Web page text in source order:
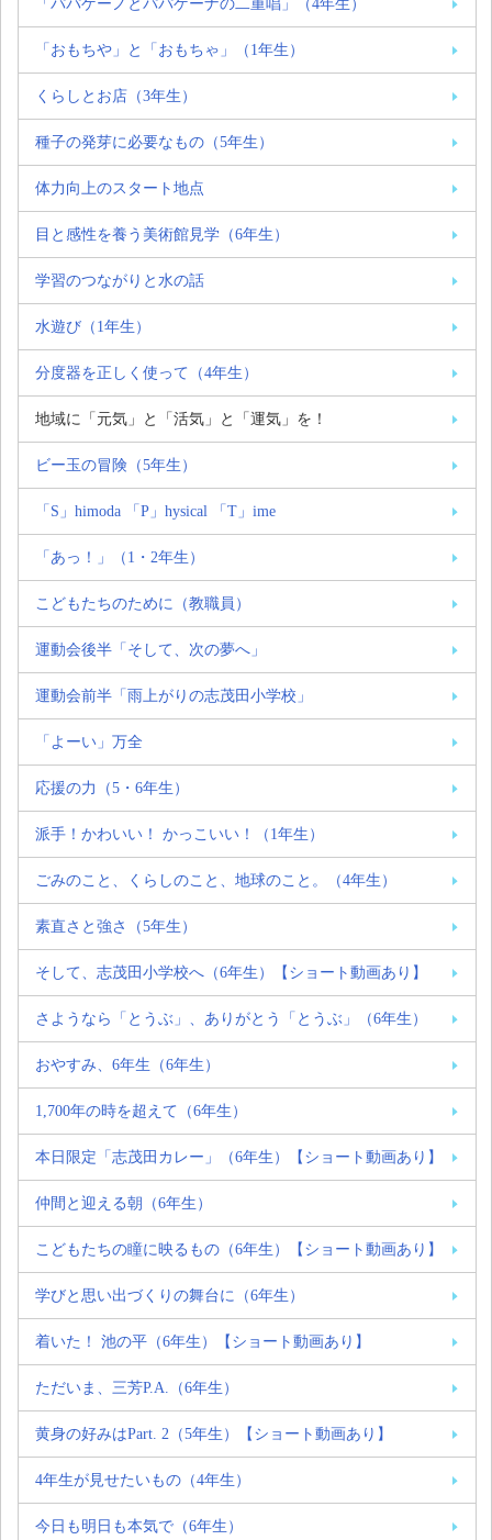
「パパゲーノとパパゲーナの二重唱」（4年生）
「おもちや」と「おもちゃ」（1年生）
くらしとお店（3年生）
種子の発芽に必要なもの（5年生）
体力向上のスタート地点
目と感性を養う美術館見学（6年生）
学習のつながりと水の話
水遊び（1年生）
分度器を正しく使って（4年生）
地域に「元気」と「活気」と「運気」を！
ビー玉の冒険（5年生）
「S」himoda 「P」hysical 「T」ime
「あっ！」（1・2年生）
こどもたちのために（教職員）
運動会後半「そして、次の夢へ」
運動会前半「雨上がりの志茂田小学校」
「よーい」万全
応援の力（5・6年生）
派手！かわいい！ かっこいい！（1年生）
ごみのこと、くらしのこと、地球のこと。（4年生）
素直さと強さ（5年生）
そして、志茂田小学校へ（6年生）【ショート動画あり】
さようなら「とうぶ」、ありがとう「とうぶ」（6年生）
おやすみ、6年生（6年生）
1,700年の時を超えて（6年生）
本日限定「志茂田カレー」（6年生）【ショート動画あり】
仲間と迎える朝（6年生）
こどもたちの瞳に映るもの（6年生）【ショート動画あり】
学びと思い出づくりの舞台に（6年生）
着いた！ 池の平（6年生）【ショート動画あり】
ただいま、三芳P.A.（6年生）
黄身の好みはPart. 2（5年生）【ショート動画あり】
4年生が見せたいもの（4年生）
今日も明日も本気で（6年生）